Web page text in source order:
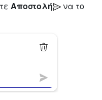
Αποστολή
να το